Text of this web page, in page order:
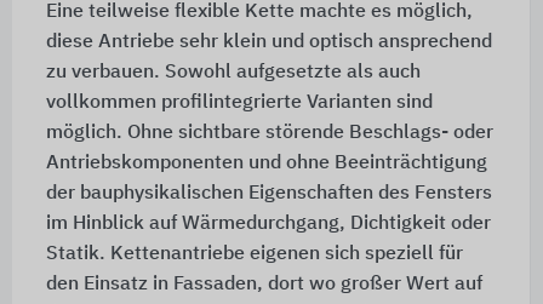
Eine teilweise flexible Kette machte es möglich,
diese Antriebe sehr klein und optisch ansprechend
zu verbauen. Sowohl aufgesetzte als auch
vollkommen profilintegrierte Varianten sind
möglich. Ohne sichtbare störende Beschlags- oder
Antriebskomponenten und ohne Beeinträchtigung
der bauphysikalischen Eigenschaften des Fensters
im Hinblick auf Wärmedurchgang, Dichtigkeit oder
Statik. Kettenantriebe eigenen sich speziell für
den Einsatz in Fassaden, dort wo großer Wert auf